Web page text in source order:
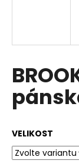
VELIKOST
í
?